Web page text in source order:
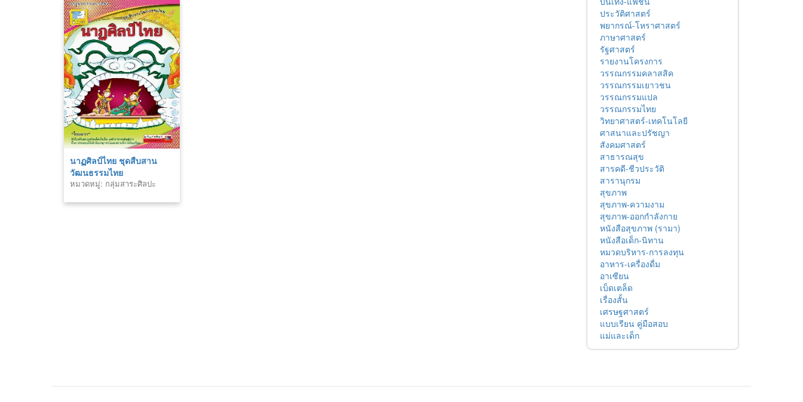
นาฏศิลป์ไทย ชุดสืบสาน
วัฒนธรรมไทย
หมวดหมู่: กลุ่มสาระศิลปะ
ประวัติศาสตร์
พยากรณ์-โหราศาสตร์
ภาษาศาสตร์
รัฐศาสตร์
รายงานโครงการ
วรรณกรรมคลาสสิค
วรรณกรรมเยาวชน
วรรณกรรมแปล
วรรณกรรมไทย
วิทยาศาสตร์-เทคโนโลยี
ศาสนาและปรัชญา
สังคมศาสตร์
สาธารณสุข
สารคดี-ชีวประวัติ
สารานุกรม
สุขภาพ
สุขภาพ-ความงาม
สุขภาพ-ออกกำลังกาย
หนังสือสุขภาพ (รามา)
หนังสือเด็ก-นิทาน
หมวดบริหาร-การลงทุน
อาหาร-เครื่องดื่ม
อาเซียน
เบ็ดเตล็ด
เรื่องสั้น
เศรษฐศาสตร์
แบบเรียน คู่มือสอบ
แม่และเด็ก